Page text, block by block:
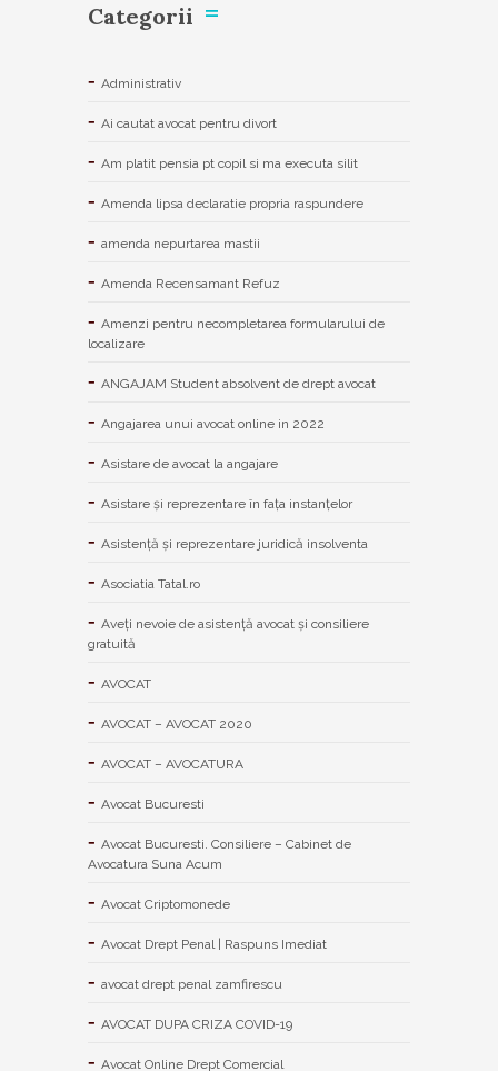
Categorii
Administrativ
Ai cautat avocat pentru divort
Am platit pensia pt copil si ma executa silit
Amenda lipsa declaratie propria raspundere
amenda nepurtarea mastii
Amenda Recensamant Refuz
Amenzi pentru necompletarea formularului de
localizare
ANGAJAM Student absolvent de drept avocat
Angajarea unui avocat online in 2022
Asistare de avocat la angajare
Asistare și reprezentare în fața instanțelor
Asistență și reprezentare juridică insolventa
Asociatia Tatal.ro
Aveţi nevoie de asistenţă avocat şi consiliere
gratuită
AVOCAT
AVOCAT – AVOCAT 2020
AVOCAT – AVOCATURA
Avocat Bucuresti
Avocat Bucuresti. Consiliere – Cabinet de
Avocatura Suna Acum
Avocat Criptomonede
Avocat Drept Penal | Raspuns Imediat
avocat drept penal zamfirescu
AVOCAT DUPA CRIZA COVID-19
Avocat Online Drept Comercial